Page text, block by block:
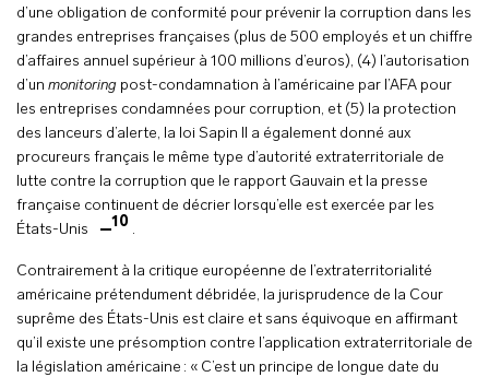
d’une obligation de conformité pour prévenir la corruption dans les
grandes entreprises françaises (plus de 500 employés et un chiffre
d’affaires annuel supérieur à 100 millions d’euros), (4) l’autorisation
d’un monitoring post-condamnation à l’américaine par l’AFA pour
les entreprises condamnées pour corruption, et (5) la protection
des lanceurs d’alerte, la loi Sapin II a également donné aux
procureurs français le même type d’autorité extraterritoriale de
lutte contre la corruption que le rapport Gauvain et la presse
française continuent de décrier lorsqu’elle est exercée par les
États-Unis
10 .
Contrairement à la critique européenne de l’extraterritorialité
américaine prétendument débridée, la jurisprudence de la Cour
suprême des États-Unis est claire et sans équivoque en affirmant
qu’il existe une présomption contre l’application extraterritoriale de
la législation américaine : « C’est un principe de longue date du